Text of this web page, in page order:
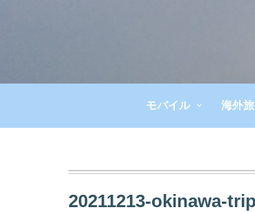
モバイル 海外
20211213-okinawa-